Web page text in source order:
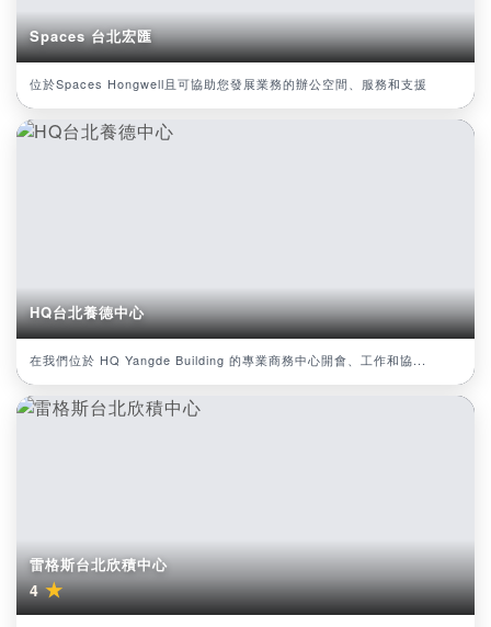
Spaces 台北宏匯
位於Spaces Hongwell且可協助您發展業務的辦公空間、服務和支援
HQ台北養德中心
在我們位於 HQ Yangde Building 的專業商務中心開會、工作和協...
雷格斯台北欣積中心
4★